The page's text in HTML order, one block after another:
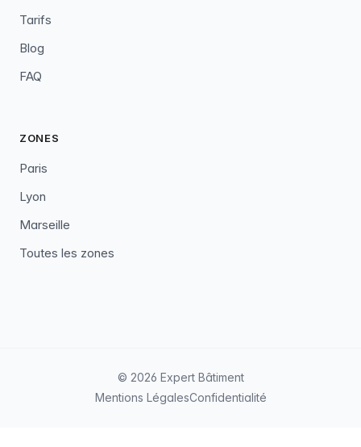
Tarifs
Blog
FAQ
ZONES
Paris
Lyon
Marseille
Toutes les zones
© 2026 Expert Bâtiment
Mentions LégalesConfidentialité